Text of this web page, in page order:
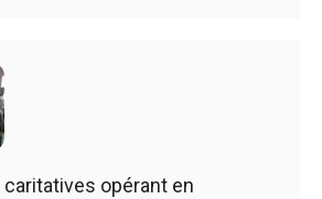
opérant en